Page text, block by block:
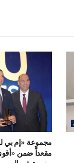
مجموعة «إم بي